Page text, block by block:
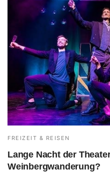
FREIZEIT & REISEN
Lange Nacht der
Weinbergwanderung?